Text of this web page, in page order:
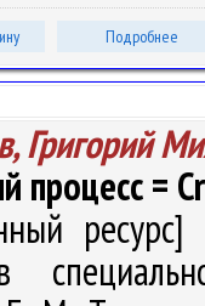
Подробнее
Григорий
процесс =